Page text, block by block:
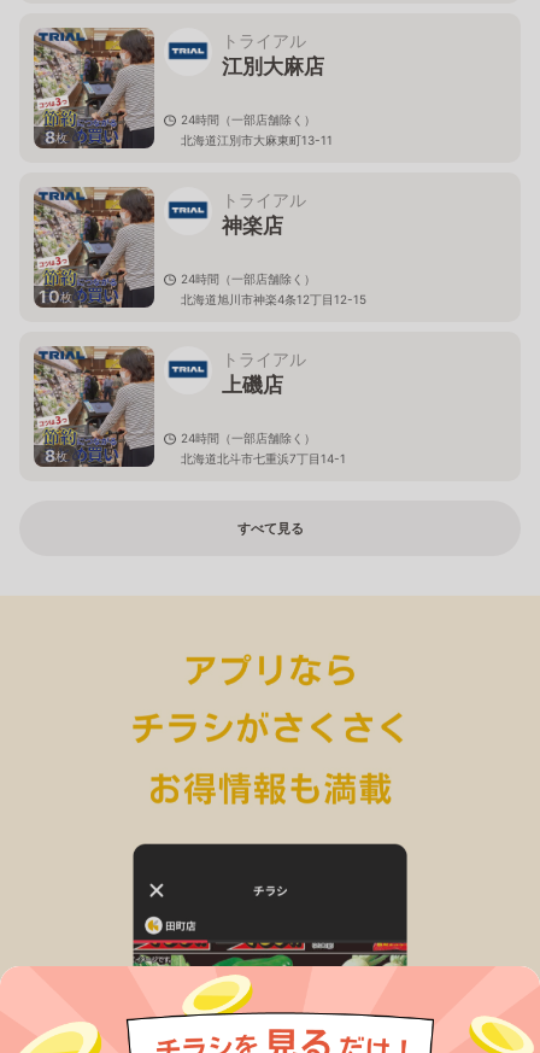
8枚
トライアル
江別大麻店
24時間（一部店舗除く）
北海道江別市大麻東町13-11
10枚
トライアル
神楽店
24時間（一部店舗除く）
北海道旭川市神楽4条12丁目12-15
8枚
トライアル
上磯店
24時間（一部店舗除く）
北海道北斗市七重浜7丁目14-1
すべて見る